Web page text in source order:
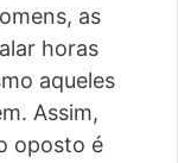
as
horas
aqueles
Assim,
oposto é